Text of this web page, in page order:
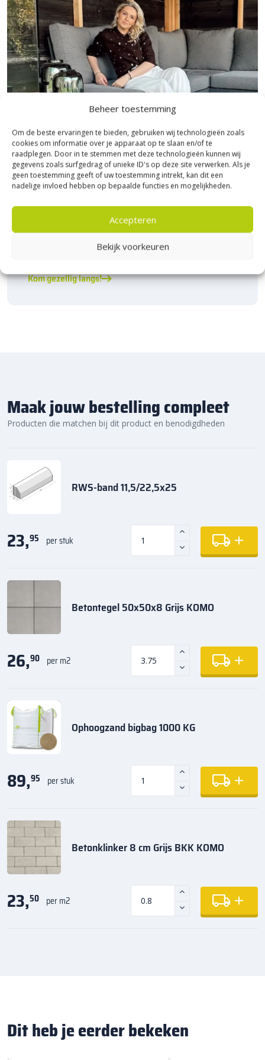
Beheer toestemming
Om de beste ervaringen te bieden, gebruiken wij technologieën zoals
cookies om informatie over je apparaat op te slaan en/of te
raadplegen. Door in te stemmen met deze technologieën kunnen wij
gegevens zoals surfgedrag of unieke ID's op deze site verwerken. Als je
geen toestemming geeft of uw toestemming intrekt, kan dit een
nadelige invloed hebben op bepaalde functies en mogelijkheden.
Accepteren
Bekijk voorkeuren
Bezoek Experience Centre XXL
Heerde!
Bijna het gehele Kijlstra assortiment vind je in het
★ 2.500m² Experience Centre XXL in Heerde!
Kom gezellig langs!
Maak jouw bestelling compleet
Producten die matchen bij dit product en benodigdheden
RWS-band 11,5/22,5x25
23,95 per stuk
Betontegel 50x50x8 Grijs KOMO
26,90 per m2
Ophoogzand bigbag 1000 KG
89,95 per stuk
Betonklinker 8 cm Grijs BKK KOMO
23,50 per m2
Dit heb je eerder bekeken